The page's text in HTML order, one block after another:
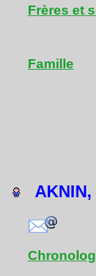
Frères et
Famille
AKNIN,